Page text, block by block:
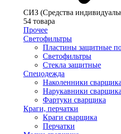
СИЗ (Средства
54 товара
Прочее
Светофильтры
Пластины защитные
Светофильтры
Стекла защитные
Спецодежда
Наколенники сварщика
Нарукавники сварщика
Фартуки сварщика
Краги, перчатки
Краги сварщика
Перчатки